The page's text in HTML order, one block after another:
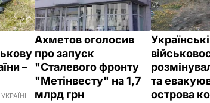
–
Ахметов оголосив
про запуск
"Сталевого фронту
"Метінвесту" на 1,7
млрд грн
Українські
та
острова